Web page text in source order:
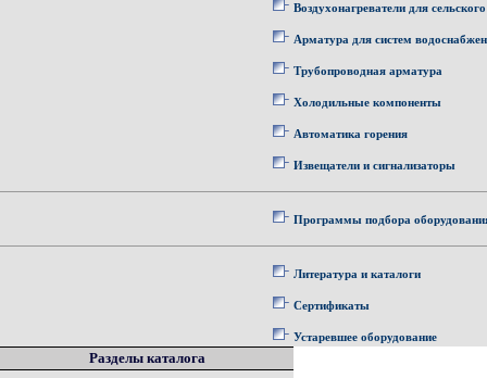
Воздухонагреватели для
Арматура для систем
Трубопроводная арматура
Холодильные компоненты
Автоматика горения
Извещатели и сигнализаторы
Программы подбора
Литература и каталоги
Сертификаты
Устаревшее оборудование
Разделы каталога